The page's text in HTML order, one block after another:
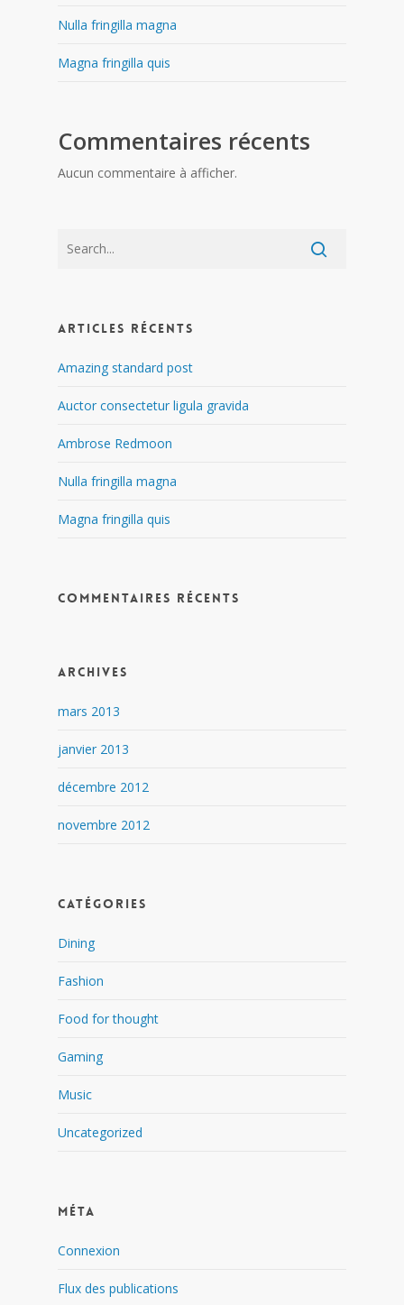
Nulla fringilla magna
Magna fringilla quis
Commentaires récents
Aucun commentaire à afficher.
Articles récents
Amazing standard post
Auctor consectetur ligula gravida
Ambrose Redmoon
Nulla fringilla magna
Magna fringilla quis
Commentaires récents
Archives
mars 2013
janvier 2013
décembre 2012
novembre 2012
Catégories
Dining
Fashion
Food for thought
Gaming
Music
Uncategorized
Méta
Connexion
Flux des publications